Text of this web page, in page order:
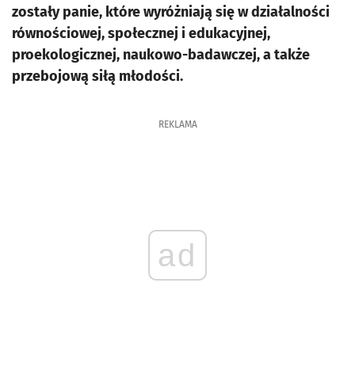
zostały panie, które wyróżniają się w działalności
równościowej, społecznej i edukacyjnej,
proekologicznej, naukowo-badawczej, a także
przebojową siłą młodości.
REKLAMA
ad